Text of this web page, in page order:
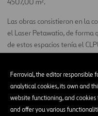
Ferrovial, the editor responsible
analytical cookies, its own and
website functioning, and
and offer you various
Las obras consistieron en la
el Laser Petawatio, de forma
de estos espacios tenía el
construcción del edificio
El edificio se divide en 3
siguientes usos:
Semi-sótano: